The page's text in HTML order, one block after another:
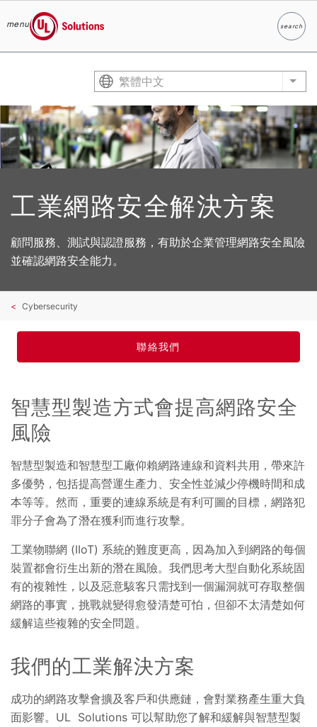
menu
UL Solutions
searchSearch
繁體中文 List
工業網路安全解決方案
顧問服務、測試與認證服務，有助於企業管理網路安全風險
並確認網路安全能力。
Cybersecurity
聯絡我們
智慧型製造方式會提高網路安全
風險
智慧型製造和智慧型工廠仰賴網路連線和資料共用，帶來許
多優勢，包括提高營運生產力、安全性並減少停機時間和成
本等等。然而，重要的連線系統是有利可圖的目標，網路犯
罪分子會為了潛在獲利而進行攻擊。
工業物聯網 (IIoT) 系統的難度更高，因為加入到網路的每個
裝置都會衍生出新的潛在風險。我們思考大型自動化系統固
有的複雜性，以及惡意駭客只需找到一個漏洞就可存取整個
網路的事實，挑戰就變得愈發清楚可怕，但卻不太清楚如何
緩解這些複雜的安全問題。
我們的工業解決方案
成功的網路攻擊會擴及客戶和供應鏈，會對業務產生重大負
面影響。UL Solutions 可以幫助您了解和緩解與智慧型製